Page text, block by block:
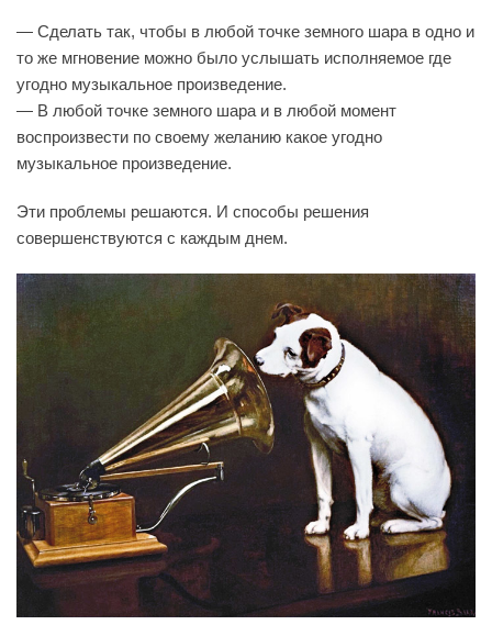
— Сделать так, чтобы в любой точке земного шара в одно и
то же мгновение можно было услышать исполняемое где
угодно музыкальное произведение.
— В любой точке земного шара и в любой момент
воспроизвести по своему желанию какое угодно
музыкальное произведение.
Эти проблемы решаются. И способы решения
совершенствуются с каждым днем.